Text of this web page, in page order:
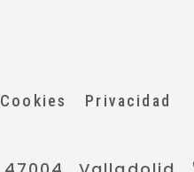
Cookies Privacidad